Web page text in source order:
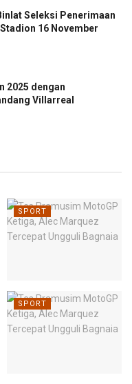
Seleksi Penerimaan
16 November
2025 dengan
Villarreal
SPORT
SPORT